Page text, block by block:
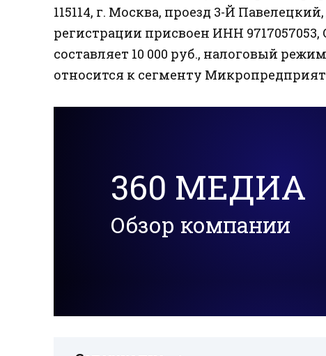
115114, г. Москва, проезд 3-Й
регистрации присвоен ИНН 9717057053,
составляет 10 000 руб., налоговый
относится к сегменту
360 МЕДИА
Обзор компании